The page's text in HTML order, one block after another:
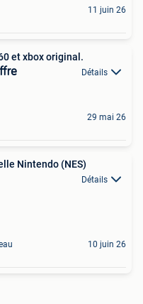
11 juin 26
et xbox original.
Détails
29 mai 26
Nintendo (NES)
Détails
10 juin 26